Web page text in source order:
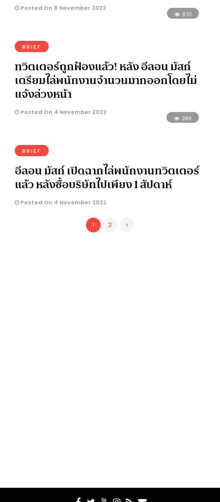
Posted On 8 November 2022
810
BRIEF
ทวิตเตอร์ถูกฟ้องแล้ว! หลัง อีลอน มัสก์
เตรียมไล่พนักงานจำนวนมากออกโดยไม่
แจ้งล่วงหน้า
Posted On 4 November 2022
249
BRIEF
อีลอน มัสก์ เปิดฉากไล่พนักงานทวิตเตอร์
แล้ว หลังซื้อบริษัทไปเพียง 1 สัปดาห์
Posted On 4 November 2022
1 2 ›